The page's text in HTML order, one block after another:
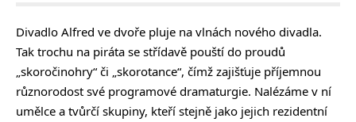
Divadlo Alfred ve dvoře pluje na vlnách nového divadla.
Tak trochu na piráta se střídavě pouští do proudů
„skoročinohry“ či „skorotance“, čímž zajišťuje příjemnou
různorodost své programové dramaturgie. Nalézáme v ní
umělce a tvůrčí skupiny, kteří stejně jako jejich rezidentní